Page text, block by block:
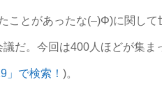
とがあったな(–)Φ)に関し
だ。今回は400人ほどが集
」で検索！ )。